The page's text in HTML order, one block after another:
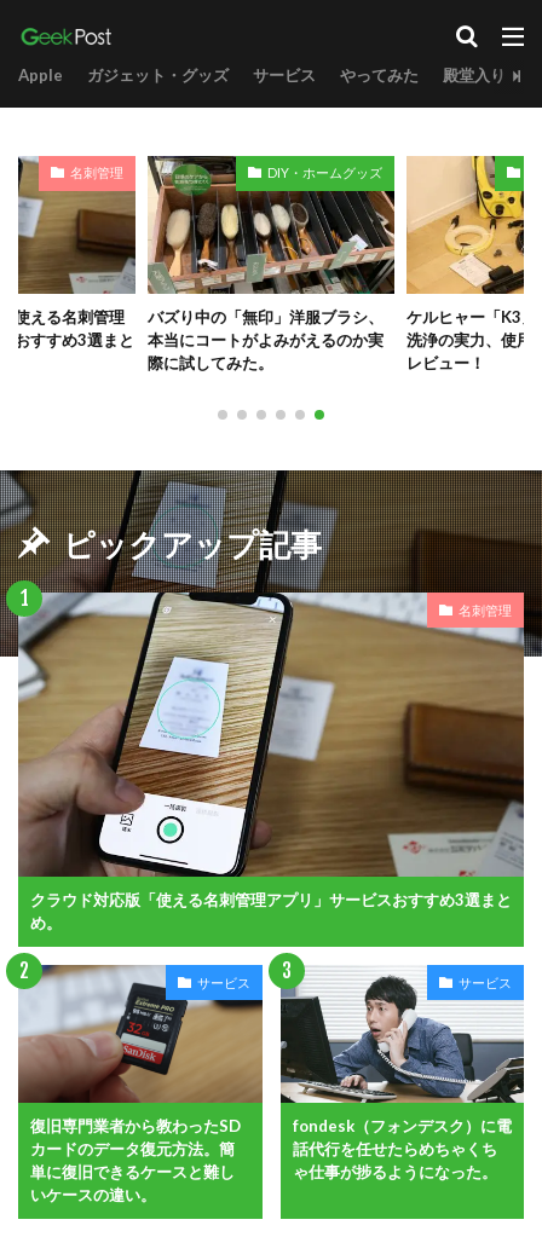
Apple ガジェット・グッズ サービス やってみた 殿堂入り
DIY・ホームグッズ
」洋服ブラシ、
みがえるのか実
DIY・ホームグッズ
ケルヒャー「K3」サイレント高圧
洗浄の実力、使用感をぶっちゃけ
レビュー！
Appleストア限定
AppleWatchソロ
楽すぎたっ！スポ
ピックアップ記事
名刺管理
クラウド対応版「使える名刺管理アプリ」サービスおすすめ3選まと
め。
サービス
復旧専門業者から教わったSD
カードのデータ復元方法。簡
単に復旧できるケースと難し
いケースの違い。
サービス
fondesk（フォンデスク）に電
話代行を任せたらめちゃくち
ゃ仕事が捗るようになった。